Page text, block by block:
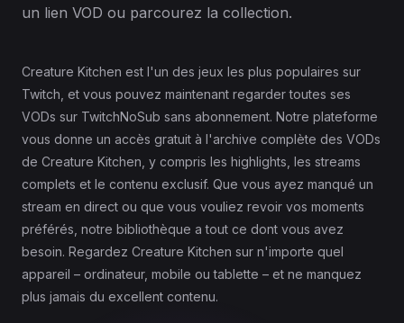
un lien VOD ou parcourez la collection.
Creature Kitchen est l'un des jeux les plus populaires sur
Twitch, et vous pouvez maintenant regarder toutes ses
VODs sur TwitchNoSub sans abonnement. Notre plateforme
vous donne un accès gratuit à l'archive complète des VODs
de Creature Kitchen, y compris les highlights, les streams
complets et le contenu exclusif. Que vous ayez manqué un
stream en direct ou que vous vouliez revoir vos moments
préférés, notre bibliothèque a tout ce dont vous avez
besoin. Regardez Creature Kitchen sur n'importe quel
appareil – ordinateur, mobile ou tablette – et ne manquez
plus jamais du excellent contenu.